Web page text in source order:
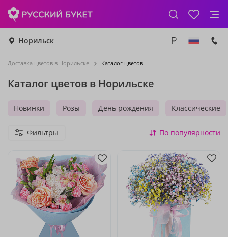
Норильск
Доставка цветов в Норильске Каталог цветов
Каталог цветов в Норильске
Новинки Розы День рождения Классические
Фильтры По популярности